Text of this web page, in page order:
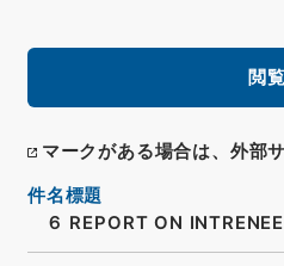
閲覧
マークがある場合は、外部
件名標題
６ REPORT ON